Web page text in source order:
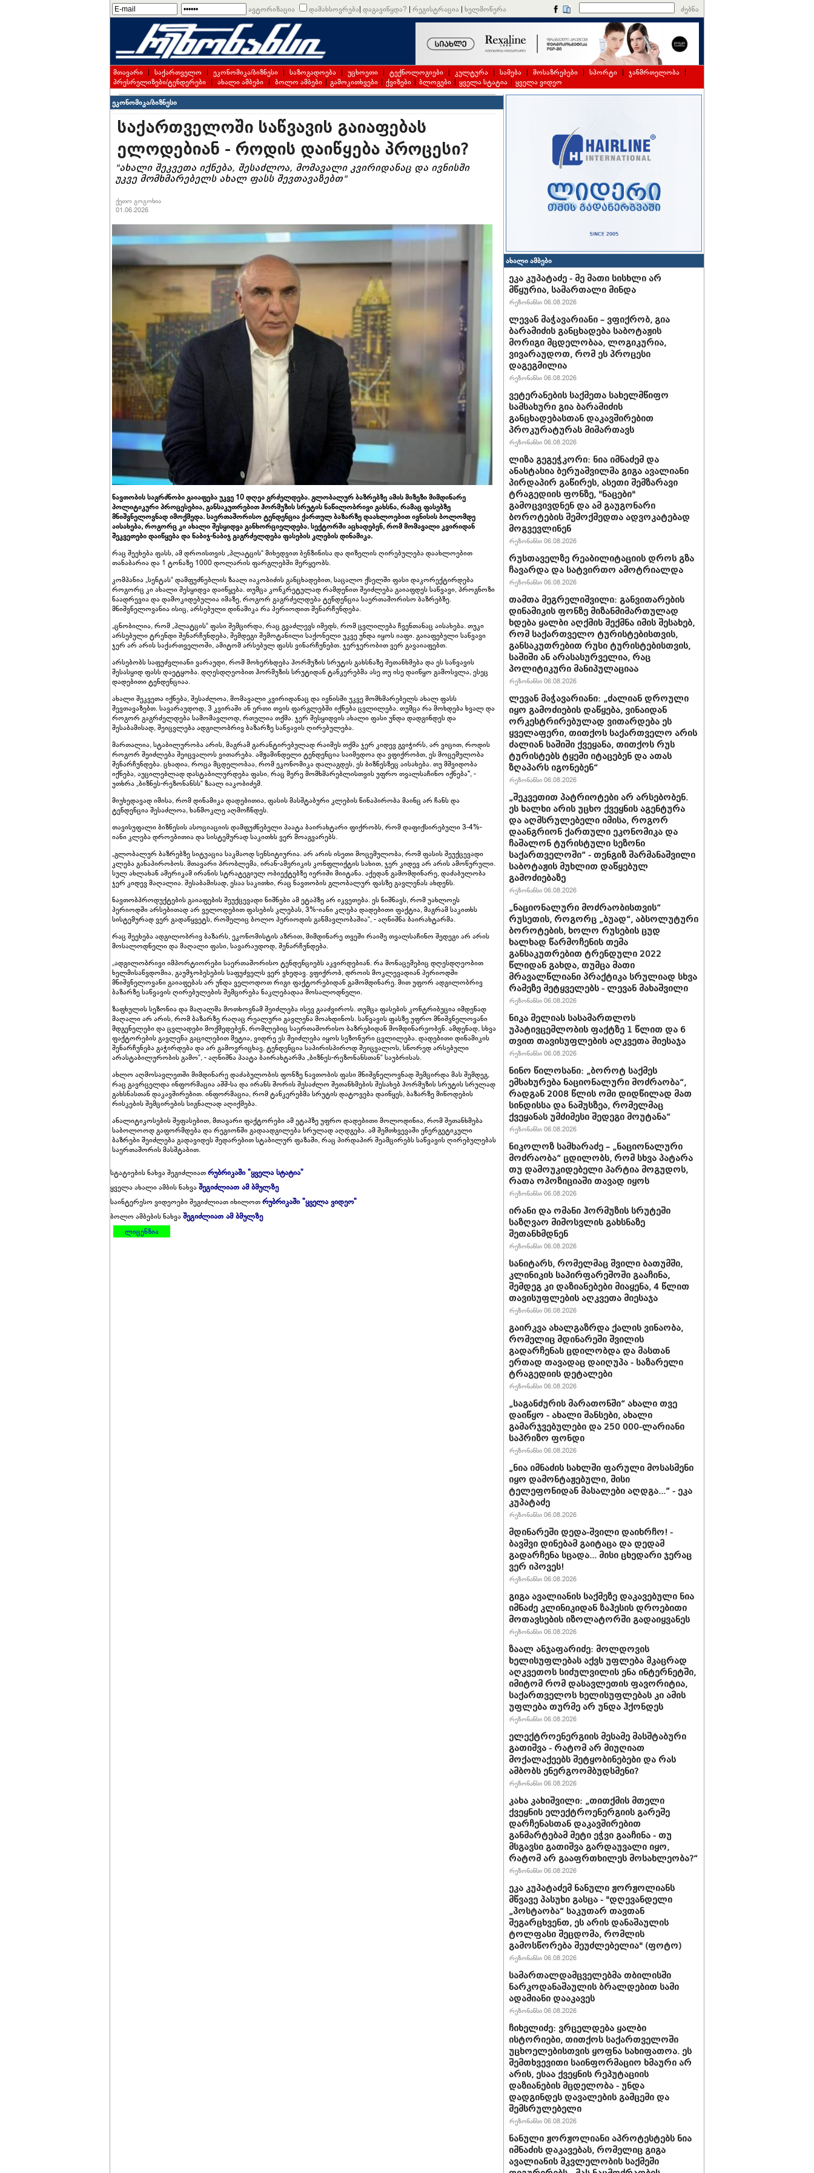
ავტორიზაცია დამახსოვრება| დაგავიწყდა? | რეგისტრაცია | ხელმოწერა ძებნა
მთავარი | საქართველო | ეკონომიკა/ბიზნესი | საზოგადოება | უცხოეთი | ტექნოლოგიები | კულტურა | სამება | მოსაზრებები | სპორტი | ჯანმრთელობა |
პრესრელიზები/ტენდერები | ახალი ამბები | ბოლო ამბები | გამოკითხვები | ქვიზები | ბლოგები | ყველა სტატია | ყველა ვიდეო
ეკონომიკა/ბიზნესი
საქართველოში საწვავის გაიაფებას
ელოდებიან - როდის დაიწყება პროცესი?
"ახალი შეკვეთა იქნება, შესაძლოა, მომავალი კვირიდანაც და ივნისში
უკვე მომხმარებელს ახალ ფასს შევთავაზებთ"
ქეთო გოგოხია
01.06.2026
ნავთობის საგრძნობი გაიაფება უკვე 10 დღეა გრძელდება. გლობალურ ბაზრებზე ამის მიზეზი მიმდინარე
პოლიტიკური პროცესებია, განსაკუთრებით ჰორმუზის სრუტის ნაწილობრივი გახსნა, რამაც ფასებზე
მნიშვნელოვნად იმოქმედა. საერთაშორისო ტენდენცია ქართულ ბაზარზე დაახლოებით ივნისის ბოლომდე
აისახება, როგორც კი ახალი შესყიდვა განხორციელდება. სექტორში აცხადებენ, რომ მომავალი კვირიდან
შეკვეთები დაიწყება და ნაბიჯ-ნაბიჯ გაგრძელდება ფასების კლების დინამიკა.
რაც შეეხება ფასს, ამ დროისთვის „პლატცის“ მიხედვით ბენზინისა და დიზელის ღირებულება დაახლოებით
თანაბარია და 1 ტონაზე 1000 დოლარის ფარგლებში მერყეობს.
კომპანია „სენტას“ დამფუძნებლის ზაალ იაკობიძის განცხადებით, საცალო ქსელში ფასი დაკორექტირდება
როგორც კი ახალი შესყიდვა დაიწყება. თუმცა კონკრეტულად რამდენით შეიძლება გაიაფდეს საწვავი, პროგნოზი
ნაადრევია და დამოკიდებულია იმაზე, როგორ გაგრძელდება ტენდენცია საერთაშორისო ბაზრებზე.
მნიშვნელოვანია ისიც, არსებული დინამიკა რა პერიოდით შენარჩუნდება.
„ცნობილია, რომ „პლატცის“ ფასი შემცირდა, რაც გვაძლევს იმედს, რომ ცვლილება ჩვენთანაც აისახება. თუკი
არსებული ტრენდი შენარჩუნდება, შემდეგი შემოტანილი საქონელი უკვე უნდა იყოს იაფი. გაიაფებული საწვავი
ჯერ არ არის საქართველოში, ამიტომ არსებულ ფასს ვინარჩუნებთ. ჯერჯერობით ვერ გავაიაფებთ.
არსებობს საფუძვლიანი ვარაუდი, რომ მოხერხდება ჰორმუზის სრუტის გახსნაზე შეთანხმება და ეს საწვავის
შესასყიდ ფასს დაეტყობა. დღესდღეობით ჰორმუზის სრუტიდან ტანკერებმა ასე თუ ისე დაიწყო გამოსვლა, ესეც
დადებითი ტენდენციაა.
ახალი შეკვეთა იქნება, შესაძლოა, მომავალი კვირიდანაც და ივნისში უკვე მომხმარებელს ახალ ფასს
შევთავაზებთ. სავარაუდოდ, 3 კვირაში ან ერთი თვის ფარგლებში იქნება ცვლილება. თუმცა რა მოხდება ხვალ და
როგორ გაგრძელდება სამომავლოდ, რთულია თქმა. ჯერ შესყიდვის ახალი ფასი უნდა დადგინდეს და
შესაბამისად, შეიცვლება ადგილობრივ ბაზარზე საწვავის ღირებულება.
მართალია, სტაბილურობა არის, მაგრამ გარანტირებულად რაიმეს თქმა ჯერ კიდევ გვიჭირს, არ ვიცით, როდის
როგორ შეიძლება შეიცვალოს ვითარება. ამჟამინდელი ტენდენცია საიმედოა და ვფიქრობთ, ეს მოცემულობა
შენარჩუნდება. ცხადია, როცა მცდელობაა, რომ ეკონომიკა დალაგდეს, ეს ბიზნესზეც აისახება. თუ მშვიდობა
იქნება, აუცილებლად დასტაბილურდება ფასი, რაც მერე მომხმარებლისთვის უფრო თვალსაჩინო იქნება", -
უთხრა „ბიზნეს-რეზონანსს“ ზაალ იაკობიძემ.
მიუხედავად იმისა, რომ დინამიკა დადებითია, ფასის მასშტაბური კლების წინაპირობა მაინც არ ჩანს და
ტენდენცია შესაძლოა, ხანმოკლე აღმოჩნდეს.
თავისუფალი ბიზნესის ასოციაციის დამფუძნებელი პაატა ბაირახტარი ფიქრობს, რომ დაფიქსირებული 3-4%-
იანი კლება დროებითია და სისტემურად საკითხს ვერ მოაგვარებს.
„გლობალურ ბაზრებზე სიტუაცია საკმაოდ სენსიტიურია. არ არის ისეთი მოცემულობა, რომ ფასის შეუქცევადი
კლება განაპირობოს. მთავარი პრობლემა, ირან-ამერიკის კონფლიქტის სახით, ჯერ კიდევ არ არის ამოწურული.
სულ ახლახან ამერიკამ ირანის სტრატეგიულ ობიექტებზე იერიში მიიტანა. აქედან გამომდინარე, დაძაბულობა
ჯერ კიდევ მაღალია. შესაბამისად, ესაა საკითხი, რაც ნავთობის გლობალურ ფასზე გავლენას ახდენს.
ნავთობპროდუქტების გაიაფების შეუქცევადი ნიშნები ამ ეტაპზე არ იკვეთება. ეს ნიშნავს, რომ უახლოეს
პერიოდში არსებითად არ ველოდებით ფასების კლებას, 3%-იანი კლება დადებითი ფაქტია, მაგრამ საკითხს
სისტემურად ვერ გადაწყვეტს, რომელიც ბოლო პერიოდის განმავლობაშია“, - აღნიშნა ბაირახტარმა.
რაც შეეხება ადგილობრივ ბაზარს, ეკონომისტის აზრით, მიმდინარე თვეში რაიმე თვალსაჩინო შედეგი არ არის
მოსალოდნელი და მაღალი ფასი, სავარაუდოდ, შენარჩუნდება.
„ადგილობრივი იმპორტიორები საერთაშორისო ტენდენციებს აკვირდებიან. რა მონაცემებიც დღესდღეობით
ხელმისაწვდომია, გაუმჯობესების საფუძველს ვერ ვხედავ. ვფიქრობ, დროის მოკლევადიან პერიოდში
მნიშვნელოვანი გაიაფებას არ უნდა ველოდოთ რიგი ფაქტორებიდან გამომდინარე. მით უფორ ადგილობრივ
ბაზარზე საწვავის ღირებულების შემცირება ნაკლებადაა მოსალოდნელი.
ზაფხულის სეზონია და მაღალმა მოთხოვნამ შეიძლება ისევ გააძვიროს. თუმცა ფასების კონტრიბუცია იმდენად
მაღალი არ არის, რომ ბაზარზე რაღაც რეალური გავლენა მოახდინოს. საწვავის ფასზე უფრო მნიშვნელოვანი
მდგენელები და ცვლადები მოქმედებენ, რომლებიც საერთაშორისო ბაზრებიდან მომდინარეობენ. ამდენად, სხვა
ფაქტორების გავლენა გაცილებით მეტია, ვიდრე ეს შეიძლება იყოს სეზონური ცვლილება. დადებითი დინამიკის
შენარჩუნება გაჭირდება და არ გამოვრიცხავ, ტენდენცია საპირისპიროდ შეიცვალოს, სწორედ არსებული
არასტაბილურობის გამო“, - აღნიშნა პაატა ბაირახტარმა „ბიზნეს-რეზონანსთან“ საუბრისას.
ახლო აღმოსავლეთში მიმდინარე დაძაბულობის ფონზე ნავთობის ფასი მნიშვნელოვნად შემცირდა მას შემდეგ,
რაც გავრცელდა ინფორმაცია აშშ-სა და ირანს შორის შესაძლო შეთანხმების შესახებ ჰორმუზის სრუტის სრულად
გახსნასთან დაკავშირებით. ინფორმაცია, რომ ტანკერებმა სრუტის დატოვება დაიწყეს, ბაზარზე მიწოდების
რისკების შემცირების სიგნალად აღიქმება.
ანალიტიკოსების შეფასებით, მთავარი ფაქტორები ამ ეტაპზე უფრო დადებითი მოლოდინია, რომ შეთანხმება
საბოლოოდ გაფორმდება და რეგიონში გადაადგილება სრულად აღდგება. ამ შემთხვევაში ენერგეტიკული
ბაზრები შეიძლება გადავიდეს შედარებით სტაბილურ ფაზაში, რაც პირდაპირ შეამცირებს საწვავის ღირებულებას
საერთაშორის მასშტაბით.
სტატიების ნახვა შეგიძლიათრუბრიკაში "ყველა სტატია"
ყველა ახალი ამბის ნახვაშეგიძლიათ ამ ბმულზე
საინტერესო ვიდეოები შეგიძლიათ იხილოთრუბრიკაში "ყველა ვიდეო"
ბოლო ამბების ნახვაშეგიძლიათ ამ ბმულზე
ლიცენზია
ახალი ამბები
ეკა კუპატაძე - მე მათი სისხლი არ
მწყურია, სამართალი მინდა
რეზონანსი 06.08.2026
ლევან მაჭავარიანი – ვფიქრობ, გია
ბარამიძის განცხადება საბოტაჟის
მორიგი მცდელობაა, ლოგიკურია,
ვივარაუდოთ, რომ ეს პროცესი
დაგეგმილია
რეზონანსი 06.08.2026
ვეტერანების საქმეთა სახელმწიფო
სამსახური გია ბარამიძის
განცხადებასთან დაკავშირებით
პროკურატურას მიმართავს
რეზონანსი 06.08.2026
ლიზა გეგეჭკორი: ნია იმნაძემ და
ანასტასია ბერუაშვილმა გიგა ავალიანი
პირდაპირ გაწირეს, ასეთი შემზარავი
ტრაგედიის ფონზე, "ნაცები"
გამოცვივდნენ და ამ გაუგონარი
ბოროტების შემოქმედთა ადვოკატებად
მოგვევლინენ
რეზონანსი 06.08.2026
რუსთაველზე რეაბილიტაციის დროს გზა
ჩავარდა და სატვირთო ამოტრიალდა
რეზონანსი 06.08.2026
თამთა მეგრელიშვილი: განვითარების
დინამიკის ფონზე მიზანმიმართულად
ხდება ყალბი აღქმის შექმნა იმის შესახებ,
რომ საქართველო ტურისტებისთვის,
განსაკუთრებით რუსი ტურისტებისთვის,
საშიში ან არასასურველია, რაც
პოლიტიკური მანიპულაციაა
რეზონანსი 06.08.2026
ლევან მაჭავარიანი: „ძალიან დროული
იყო გამოძიების დაწყება, ვინაიდან
ორკესტრირებულად ვითარდება ეს
ყველაფერი, თითქოს საქართველო არის
ძალიან საშიში ქვეყანა, თითქოს რუს
ტურისტებს ტყეში იტაცებენ და ათას
ზღაპარს იგონებენ“
რეზონანსი 06.08.2026
„შეკვეთით პატრიოტები არ არსებობენ.
ეს ხალხი არის უცხო ქვეყნის აგენტურა
და აღმსრულებელი იმისა, როგორ
დაანგრიონ ქართული ეკონომიკა და
ჩაშალონ ტურისტული სეზონი
საქართველოში“ - თენგიზ შარმანაშვილი
საბოტაჟის მუხლით დაწყებულ
გამოძიებაზე
რეზონანსი 06.08.2026
„ნაციონალური მოძრაობისთვის“
რუსეთის, როგორც „ბუად“, აბსოლუტური
ბოროტების, ხოლო რუსების ცუდ
ხალხად წარმოჩენის თემა
განსაკუთრებით ტრენდული 2022
წლიდან გახდა, თუმცა მათი
მრავალწლიანი პრაქტიკა სრულიად სხვა
რამეზე მეტყველებს - ლევან მახაშვილი
რეზონანსი 06.08.2026
ნიკა მელიას სასამართლოს
უპატივცემლობის ფაქტზე 1 წლით და 6
თვით თავისუფლების აღკვეთა მიესაჯა
რეზონანსი 06.08.2026
ნინო წილოსანი: „ბოროტ საქმეს
ემსახურება ნაციონალური მოძრაობა“,
რადგან 2008 წლის ომი დიდწილად მათ
სინდისსა და ნამუსზეა, რომელმაც
ქვეყანას უმძიმესი შედეგი მოუტანა“
რეზონანსი 06.08.2026
ნიკოლოზ სამხარაძე – „ნაციონალური
მოძრაობა“ ცდილობს, რომ სხვა პატარა
თუ დამოუკიდებელი პარტია მოგუდოს,
რათა ოპოზიციაში თავად იყოს
რეზონანსი 06.08.2026
ირანი და ომანი ჰორმუზის სრუტეში
საზღვაო მიმოსვლის გახსნაზე
შეთანხმდნენ
რეზონანსი 06.08.2026
სანიტარს, რომელმაც შვილი ბათუმში,
კლინიკის საპირფარეშოში გააჩინა,
შემდეგ კი დაზიანებები მიაყენა, 4 წლით
თავისუფლების აღკვეთა მიესაჯა
რეზონანსი 06.08.2026
გაირკვა ახალგაზრდა ქალის ვინაობა,
რომელიც მდინარეში შვილის
გადარჩენას ცდილობდა და მასთან
ერთად თავადაც დაიღუპა - საზარელი
ტრაგედიის დეტალები
რეზონანსი 06.08.2026
„საგანძურის მარათონში“ ახალი თვე
დაიწყო - ახალი შანსები, ახალი
გამარჯვებულები და 250 000-ლარიანი
საპრიზო ფონდი
რეზონანსი 06.08.2026
„ნია იმნაძის სახლში ფარული მოსასმენი
იყო დამონტაჟებული, მისი
ტელეფონიდან მასალები აღდგა...“ - ეკა
კუპატაძე
რეზონანსი 06.08.2026
მდინარეში დედა-შვილი დაიხრჩო! -
ბავშვი დინებამ გაიტაცა და დედამ
გადარჩენა სცადა... მისი ცხედარი ჯერაც
ვერ იპოვეს!
რეზონანსი 06.08.2026
გიგა ავალიანის საქმეზე დაკავებული ნია
იმნაძე კლინიკიდან ზაჰესის დროებითი
მოთავსების იზოლატორში გადაიყვანეს
რეზონანსი 06.08.2026
ზაალ ანჯაფარიძე: მოლდოვის
ხელისუფლებას აქვს უფლება მკაცრად
აღკვეთოს სიძულვილის ენა ინტერნეტში,
იმიტომ რომ დასავლეთის ფავორიტია,
საქართველოს ხელისუფლებას კი ამის
უფლება თურმე არ უნდა ჰქონდეს
რეზონანსი 06.08.2026
ელექტროენერგიის მესამე მასშტაბური
გათიშვა - რატომ არ მიუღიათ
მოქალაქეებს შეტყობინებები და რას
ამბობს ენერგოომბუდსმენი?
რეზონანსი 06.08.2026
კახა კახიშვილი: „თითქმის მთელი
ქვეყნის ელექტროენერგიის გარეშე
დარჩენასთან დაკავშირებით
განმარტებამ მეტი ეჭვი გააჩინა - თუ
მსგავსი გათიშვა გარდაუვალი იყო,
რატომ არ გააფრთხილეს მოსახლეობა?“
რეზონანსი 06.08.2026
ეკა კუპატაძემ ნანული ჟორჟოლიანს
მწვავე პასუხი გასცა - "დღევანდელი
„პოსტაობა“ საკუთარ თავთან
შეგარცხვენთ, ეს არის დანაშაულის
ტოლფასი შეცდომა, რომლის
გამოსწორება შეუძლებელია" (ფოტო)
რეზონანსი 06.08.2026
სამართალდამცველებმა თბილისში
ნარკოდანაშაულის ბრალდებით სამი
ადამიანი დააკავეს
რეზონანსი 06.08.2026
ჩიხელიძე: ვრცელდება ყალბი
ისტორიები, თითქოს საქართველოში
უცხოელებისთვის ყოფნა სახიფათოა. ეს
შემთხვევითი საინფორმაციო ხმაური არ
არის, ესაა ქვეყნის რეპუტაციის
დაზიანების მცდელობა - უნდა
დადგინდეს დავალების გამცემი და
შემსრულებელი
რეზონანსი 06.08.2026
ნანული ჟორჟოლიანი აპროტესტებს ნია
იმნაძის დაკავებას, რომელიც გიგა
ავალიანის მკვლელობის საქმეში